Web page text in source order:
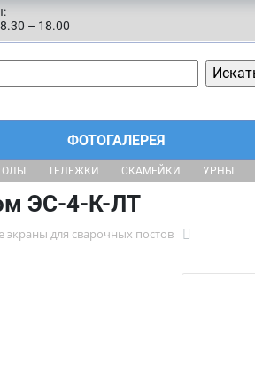
– 18.00
ФОТОГАЛЕРЕЯ
ТЕЛЕЖКИ СКАМЕЙКИ УРНЫ
ЭС-4-К-ЛТ
для сварочных постов